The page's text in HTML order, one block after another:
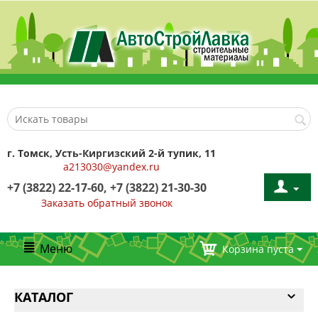
г. Томск, Усть-Киргизский 2-й тупик, 11
a213030@yandex.ru
+7 (3822) 22-17-60, +7 (3822) 21-30-30
Заказать обратный звонок
Меню Корзина пуста
КАТАЛОГ